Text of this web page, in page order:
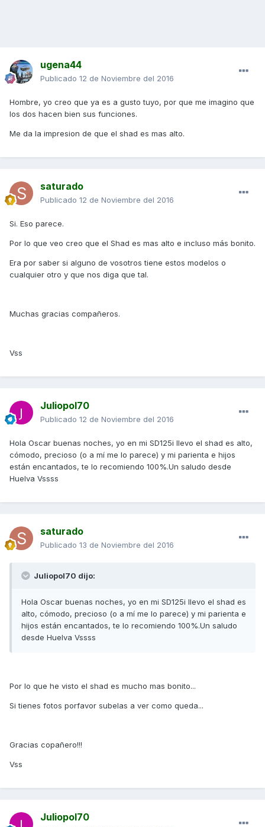
ugena44
Publicado 12 de Noviembre del 2016
Hombre, yo creo que ya es a gusto tuyo, por que me imagino que
los dos hacen bien sus funciones.
Me da la impresion de que el shad es mas alto.
saturado
Publicado 12 de Noviembre del 2016
Si. Eso parece.
Por lo que veo creo que el Shad es mas alto e incluso más bonito.
Era por saber si alguno de vosotros tiene estos modelos o
cualquier otro y que nos diga que tal.
Muchas gracias compañeros.
Vss
Juliopol70
Publicado 12 de Noviembre del 2016
Hola Oscar buenas noches, yo en mi SD125i llevo el shad es alto,
cómodo, precioso (o a mí me lo parece) y mi parienta e hijos
están encantados, te lo recomiendo 100%.Un saludo desde
Huelva Vssss
saturado
Publicado 13 de Noviembre del 2016
Juliopol70 dijo:
Hola Oscar buenas noches, yo en mi SD125i llevo el shad es
alto, cómodo, precioso (o a mí me lo parece) y mi parienta e
hijos están encantados, te lo recomiendo 100%.Un saludo
desde Huelva Vssss
Por lo que he visto el shad es mucho mas bonito...
Si tienes fotos porfavor subelas a ver como queda...
Gracias copañero!!!
Vss
Juliopol70